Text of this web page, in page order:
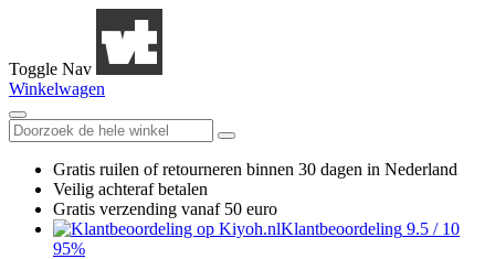
Toggle Nav
Winkelwagen
Gratis ruilen of retourneren binnen 30 dagen in Nederland
Veilig achteraf betalen
Gratis verzending vanaf 50 euro
Klantbeoordeling 9.5 / 10
95%